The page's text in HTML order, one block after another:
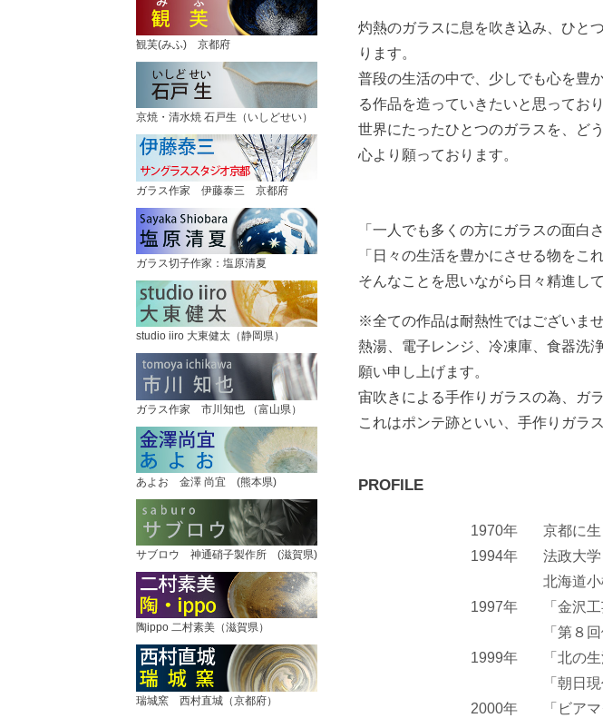
観芙(みふ) 京都府
京焼・清水焼 石戸生（いしどせい）
ガラス作家 伊藤泰三 京都府
ガラス切子作家：塩原清夏
studio iiro 大東健太（静岡県）
ガラス作家 市川知也 （富山県）
あよお 金澤 尚宜 (熊本県)
サブロウ 神通硝子製作所 (滋賀県)
陶ippo 二村素美（滋賀県）
瑞城窯 西村直城（京都府）
灼熱のガラスに息を吹き込み、ひと
ります。
普段の生活の中で、少しでも心を豊
る作品を造っていきたいと思っており
世界にたったひとつのガラスを、ど
心より願っております。
「一人でも多くの方にガラスの面白
「日々の生活を豊かにさせる物をこ
そんなことを思いながら日々精進して
※全ての作品は耐熱性ではございませ
熱湯、電子レンジ、冷凍庫、食器洗
願い申し上げます。
宙吹きによる手作りガラスの為、ガ
これはポンテ跡といい、手作りガラ
PROFILE
1970年
1994年
1997年
1999年
2000年
京都に
法政大
北海道
「金沢
「第８
「北の
「朝日
「ビア